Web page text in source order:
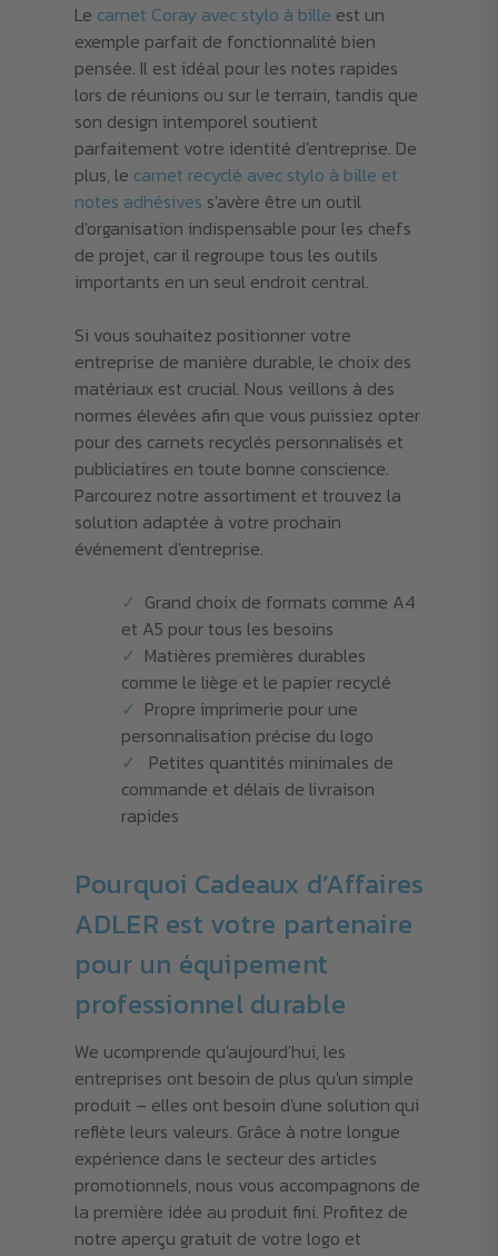
Le carnet Coray avec stylo à bille est un
exemple parfait de fonctionnalité bien
pensée. Il est idéal pour les notes rapides
lors de réunions ou sur le terrain, tandis que
son design intemporel soutient
parfaitement votre identité d'entreprise. De
plus, le carnet recyclé avec stylo à bille et
notes adhésives s'avère être un outil
d'organisation indispensable pour les chefs
de projet, car il regroupe tous les outils
importants en un seul endroit central.
Si vous souhaitez positionner votre
entreprise de manière durable, le choix des
matériaux est crucial. Nous veillons à des
normes élevées afin que vous puissiez opter
pour des carnets recyclés personnalisés et
publiciatires en toute bonne conscience.
Parcourez notre assortiment et trouvez la
solution adaptée à votre prochain
événement d'entreprise.
Grand choix de formats comme A4
et A5 pour tous les besoins
Matières premières durables
comme le liège et le papier recyclé
Propre imprimerie pour une
personnalisation précise du logo
Petites quantités minimales de
commande et délais de livraison
rapides
Pourquoi Cadeaux d’Affaires
ADLER est votre partenaire
pour un équipement
professionnel durable
We ucomprende qu'aujourd'hui, les
entreprises ont besoin de plus qu'un simple
produit – elles ont besoin d'une solution qui
reflète leurs valeurs. Grâce à notre longue
expérience dans le secteur des articles
promotionnels, nous vous accompagnons de
la première idée au produit fini. Profitez de
notre aperçu gratuit de votre logo et